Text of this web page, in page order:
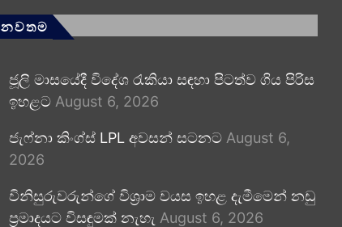
නවතම
ජූලි මාසයේදී විදේශ රැකියා සඳහා පිටත්ව ගිය පිරිස
ඉහළට August 6, 2026
ජැෆ්නා කිංග්ස් LPL අවසන් සටනට August 6,
2026
විනිසුරුවරුන්ගේ විශ්‍රාම වයස ඉහළ දැමීමෙන් නඩු
ප්‍රමාදයට විසඳුමක් නැහැ August 6, 2026